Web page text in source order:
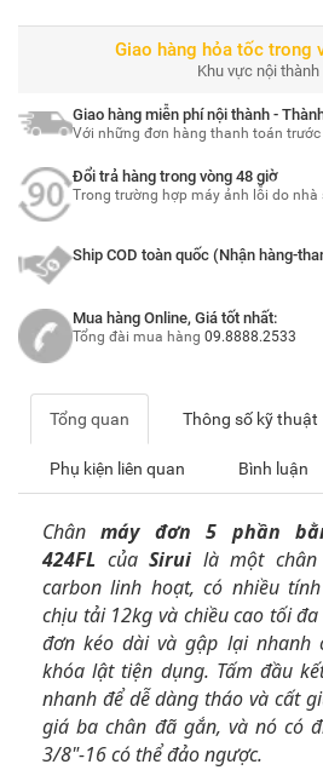
Giao hàng hỏa tốc trong
Khu vực nội thành
Giao hàng miễn phí nội thành -
Với những đơn hàng thanh toán
Đổi trả hàng trong vòng 48 giờ
Trong trường hợp máy ảnh lỗi do nhà
Ship COD toàn quốc (Nhận hàng-
Mua hàng Online, Giá tốt nhất:
Tổng đài mua hàng 09.8888.2533
Tổng quan Thông số kỹ thuật
Phụ kiện liên quan Bình luận
Chânmáy đơn 5 phần
424FL củaSirui là một
carbon linh hoạt, có nhiều
chịu tải 12kg và chiều cao tối
đơn kéo dài và gập lại nhanh
khóa lật tiện dụng. Tấm đầu
nhanh để dễ dàng tháo và cất
giá ba chân đã gắn, và nó có
3/8"-16 có thể đảo ngược.